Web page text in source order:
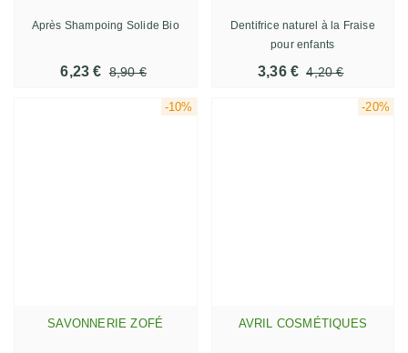
Après Shampoing Solide Bio
6,23 € 8,90 €
Dentifrice naturel à la Fraise
pour enfants
3,36 € 4,20 €
-10%
SAVONNERIE ZOFÉ
-20%
AVRIL COSMÉTIQUES